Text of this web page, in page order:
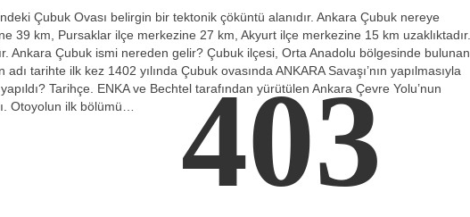
Çubuk Ovası belirgin bir tektonik çöküntü alanıdır. Ankara Çubuk nereye
39 km, Pursaklar ilçe merkezine 27 km, Akyurt ilçe merkezine 15 km uzaklıktadır.
Ankara Çubuk ismi nereden gelir? Çubuk ilçesi, Orta Anadolu bölgesinde bulunan
tarihte ilk kez 1402 yılında Çubuk ovasında ANKARA Savaşı’nın yapılmasıyla
Tarihçe. ENKA ve Bechtel tarafından yürütülen Ankara Çevre Yolu’nun
Otoyolun ilk bölümü…
403